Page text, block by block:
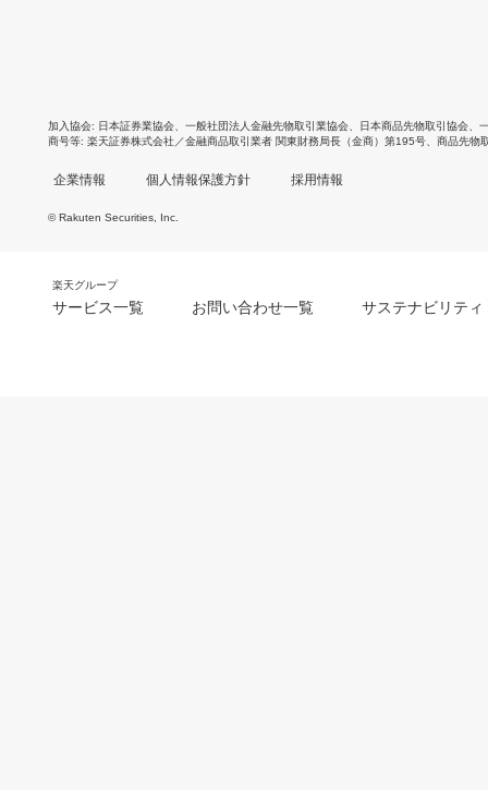
加入協会 日本証券業協会 一般社団法人金融先物取引業協会 日本商品先物取引協会
商号等 楽天証券株式会社／金融商品取引業者 関東財務局長（金商）第195号、商品先物
企業情報 個人情報保護方針 採用情報
© Rakuten Securities, Inc.
楽天グループ
サービス一覧 お問い合わせ一覧 サステナビリティ